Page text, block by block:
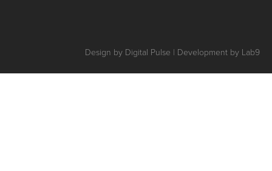
Design by Digital Pulse | Development by Lab9